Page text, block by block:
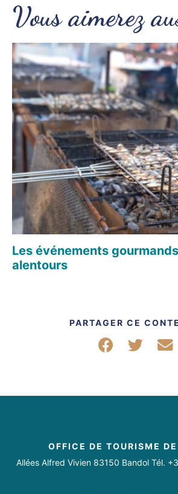
Vous aimerez
Les événements
alentours
PARTAGER CE
Partager sur
OFFICE DE TOURISME
Allées Alfred Vivien 83150 Bandol Tél.